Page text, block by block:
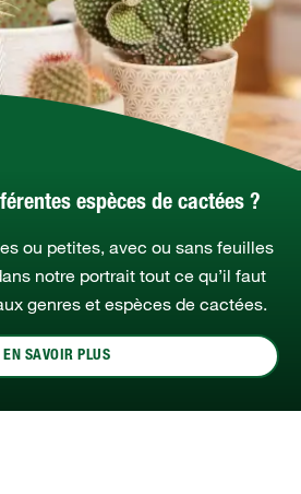
espèces de cactées ?
ou petites, avec ou sans feuilles
notre portrait tout ce qu’il faut
genres et espèces de cactées.
EN SAVOIR PLUS